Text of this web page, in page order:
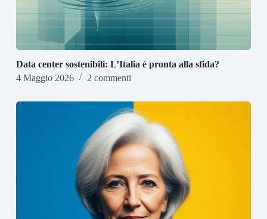
Data center sostenibili: L’Italia è pronta alla sfida?
4 Maggio 2026
2 commenti